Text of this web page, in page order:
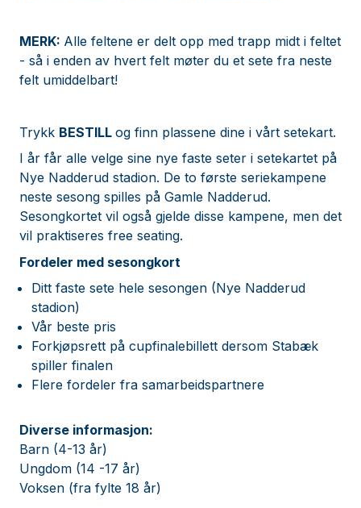
MERK: Alle feltene er delt opp med trapp midt i feltet
- så i enden av hvert felt møter du et sete fra neste
felt umiddelbart!
Trykk BESTILL og finn plassene dine i vårt setekart.
I år får alle velge sine nye faste seter i setekartet på
Nye Nadderud stadion. De to første seriekampene
neste sesong spilles på Gamle Nadderud.
Sesongkortet vil også gjelde disse kampene, men det
vil praktiseres free seating.
Fordeler med sesongkort
Ditt faste sete hele sesongen (Nye Nadderud
stadion)
Vår beste pris
Forkjøpsrett på cupfinalebillett dersom Stabæk
spiller finalen
Flere fordeler fra samarbeidspartnere
Diverse informasjon:
Barn (4-13 år)
Ungdom (14 -17 år)
Voksen (fra fylte 18 år)